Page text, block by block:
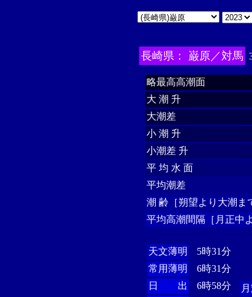
長崎県： 巌原／対馬
略最高高潮面
大 潮 升
大潮差
小 潮 升
小潮差 升
平 均 水 面
平均潮差
潮 齢［朔望より大潮ま
平均高潮間隔［月正中
天文薄明
5時31分
常用薄明
6時31分
日 出
6時58分